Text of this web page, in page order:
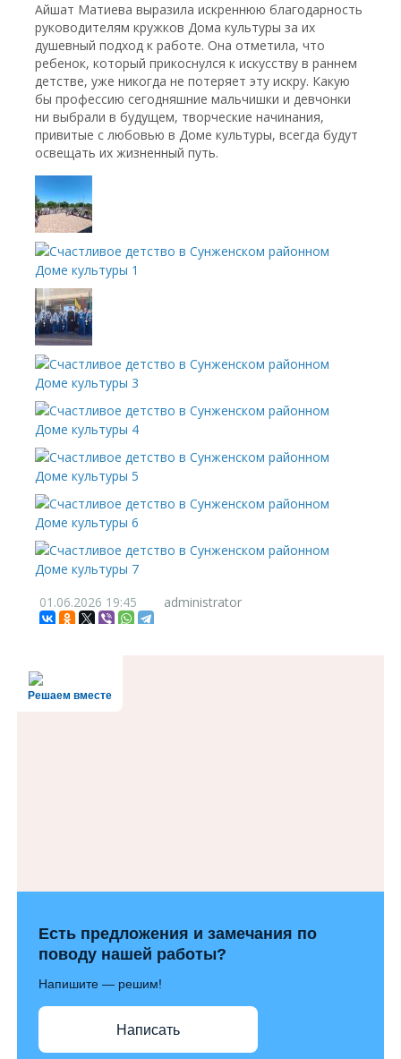
Айшат Матиева выразила искреннюю благодарность
руководителям кружков Дома культуры за их
душевный подход к работе. Она отметила, что
ребенок, который прикоснулся к искусству в раннем
детстве, уже никогда не потеряет эту искру. Какую
бы профессию сегодняшние мальчишки и девчонки
ни выбрали в будущем, творческие начинания,
привитые с любовью в Доме культуры, всегда будут
освещать их жизненный путь.
01.06.2026 19:45 administrator
Решаем вместе
Есть предложения и замечания по
поводу нашей работы?
Напишите — решим!
Написать